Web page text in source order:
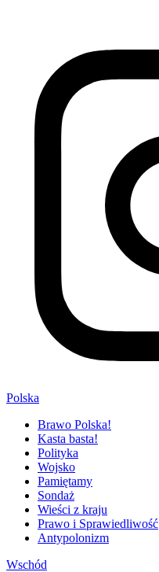
Polska
Brawo Polska!
Kasta basta!
Polityka
Wojsko
Pamiętamy
Sondaż
Wieści z kraju
Prawo i Sprawiedliwość
Antypolonizm
Wschód